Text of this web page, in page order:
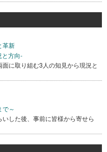
革新
と方向-
に取り組む3人の知見から現況と
で～
した後、事前に皆様から寄せら